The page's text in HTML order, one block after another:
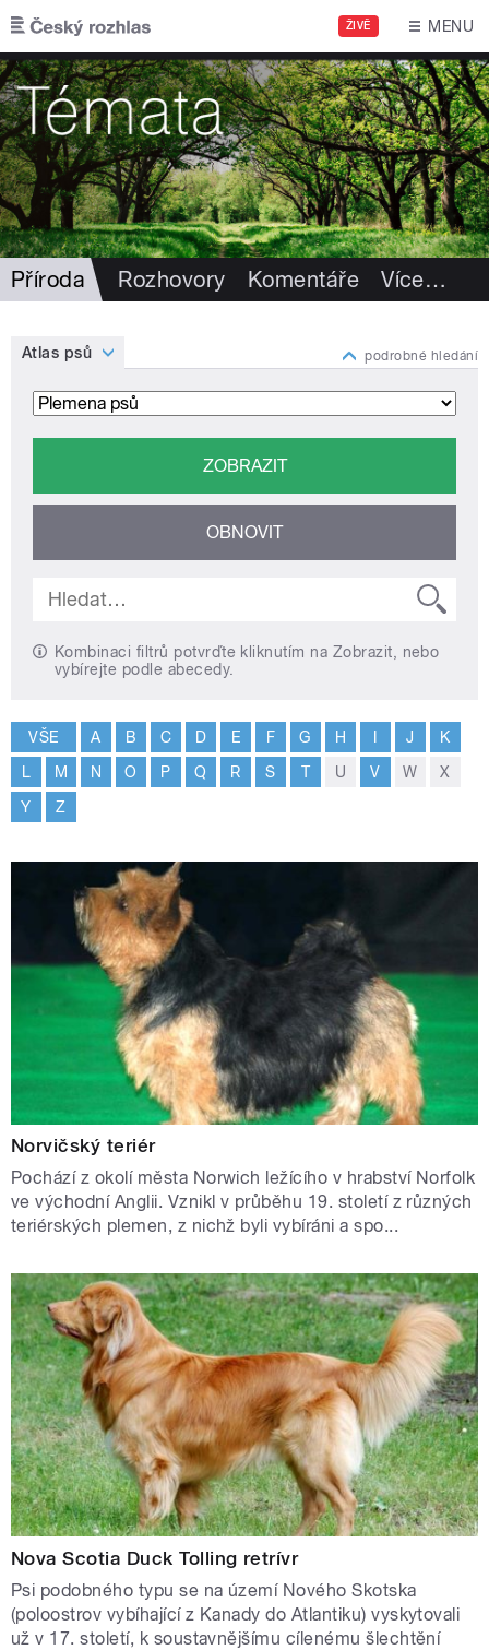
Přejít k hlavnímu obsahu
ŽIVĚ MENU
Příroda Rozhovory Komentáře Více…
Atlas psů podrobné hledání
Kombinaci filtrů potvrďte kliknutím na Zobrazit, nebo
vybírejte podle abecedy.
VŠE A B C D E F G H I J
K
L
M N O P Q R S T U V W
X
Y
Z
Norvičský teriér
Pochází z okolí města Norwich ležícího v hrabství Norfolk
ve východní Anglii. Vznikl v průběhu 19. století z různých
teriérských plemen, z nichž byli vybíráni a spo...
Nova Scotia Duck Tolling retrívr
Psi podobného typu se na území Nového Skotska
(poloostrov vybíhající z Kanady do Atlantiku) vyskytovali
už v 17. století, k soustavnějšímu cílenému šlechtění